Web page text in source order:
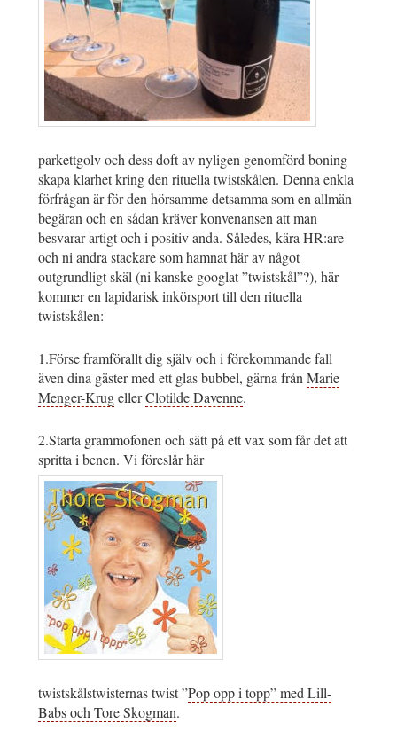
parkettgolv och dess doft av nyligen genomförd boning
skapa klarhet kring den rituella twistskålen. Denna enkla
förfrågan är för den hörsamme detsamma som en allmän
begäran och en sådan kräver konvenansen att man
besvarar artigt och i positiv anda. Således, kära HR:are
och ni andra stackare som hamnat här av något
outgrundligt skäl (ni kanske googlat ”twistskål”?), här
kommer en lapidarisk inkörsport till den rituella
twistskålen:
1.Förse framförallt dig själv och i förekommande fall
även dina gäster med ett glas bubbel, gärna från Marie
Menger-KrugellerClotilde Davenne.
2.Starta grammofonen och sätt på ett vax som får det att
spritta i benen. Vi föreslår här
twistskålstwisternas twist ”Pop opp i topp” med Lill-
Babs och Tore Skogman.